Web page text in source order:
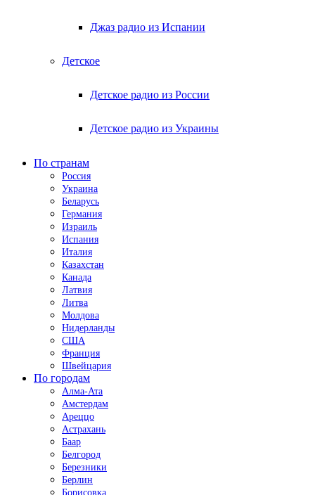
Джаз радио из Испании
Детское
Детское радио из России
Детское радио из Украины
По странам
Россия
Украина
Беларусь
Германия
Израиль
Испания
Италия
Казахстан
Канада
Латвия
Литва
Молдова
Нидерланды
США
Франция
Швейцария
По городам
Алма-Ата
Амстердам
Ареццо
Астрахань
Баар
Белгород
Березники
Берлин
Борисовка